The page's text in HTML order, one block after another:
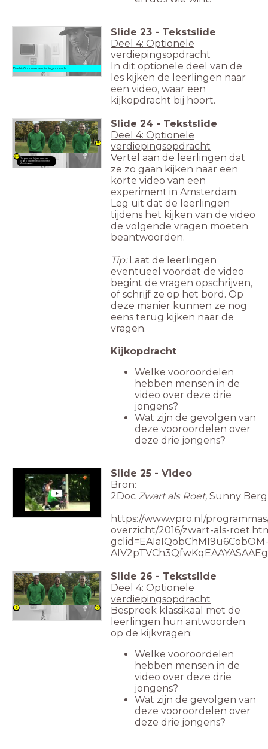
Deel 4: Optionele verdiepingsopdracht
Slide 23 - Tekstslide
Deel 4: Optionele
verdiepingsopdracht
In dit optionele deel van de
les kijken de leerlingen naar
een video, waar een
kijkopdracht bij hoort.
Je gaat zo kijken naar een
video van een experiment in
Amsterdam.
Slide 24 - Tekstslide
Deel 4: Optionele
verdiepingsopdracht
Vertel aan de leerlingen dat
ze zo gaan kijken naar een
korte video van een
experiment in Amsterdam.
Leg uit dat de leerlingen
tijdens het kijken van de video
de volgende vragen moeten
beantwoorden.
Tip:Laat de leerlingen
eventueel voordat de video
begint de vragen opschrijven,
of schrijf ze op het bord. Op
deze manier kunnen ze nog
eens terug kijken naar de
vragen.
Kijkopdracht
Welke vooroordelen
hebben mensen in de
video over deze drie
jongens?
Wat zijn de gevolgen van
deze vooroordelen over
deze drie jongens?
Slide 25 - Video
Bron:
2Doc Zwart als Roet, Sunny
https://www.vpro.nl/
overzicht/2016/zwart-als-
gclid=EAIaIQobChMI9u6CobOM-
Slide 26 - Tekstslide
Deel 4: Optionele
verdiepingsopdracht
Bespreek klassikaal met de
leerlingen hun antwoorden
op de kijkvragen:
Welke vooroordelen
hebben mensen in de
video over deze drie
jongens?
Wat zijn de gevolgen van
deze vooroordelen over
deze drie jongens?